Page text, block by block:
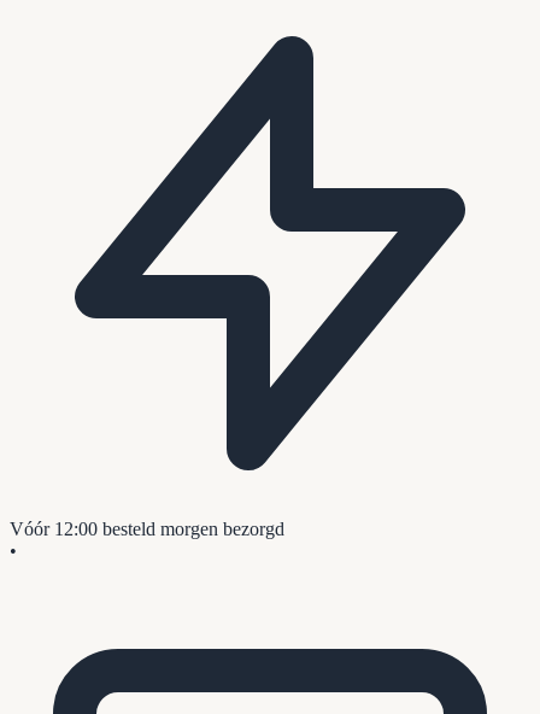
Vóór 12:00 besteld morgen bezorgd
•